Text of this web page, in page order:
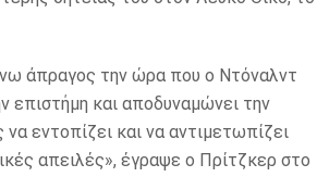
άπραγος την ώρα που ο Ντόναλντ
επιστήμη και αποδυναμώνει την
εντοπίζει και να αντιμετωπίζει
απειλές», έγραψε ο Πρίτζκερ στο